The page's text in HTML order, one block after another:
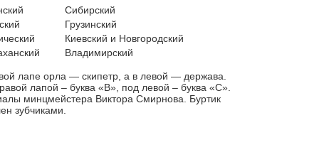
Сибирский
Грузинский
Киевский и Новгородский
Владимирский
лапе орла — скипетр, а в левой — держава.
лапой – буква «В», под левой – буква «С».
минцмейстера Виктора Смирнова. Буртик
зубчиками.